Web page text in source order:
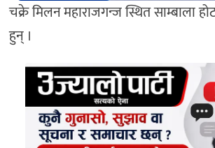
चक्रे मिलन महाराजगन्ज स्थित साम्बाला
हुन् ।